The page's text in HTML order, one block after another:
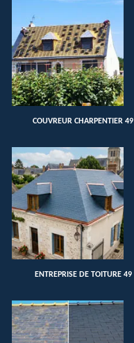
COUVREUR CHARPENTIER 49
ENTREPRISE DE TOITURE 49